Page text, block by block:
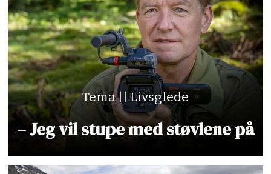
Tema || Livsglede
– Jeg vil stupe med støvlene på